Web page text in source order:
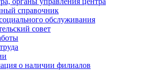
справочник
обслуживания
совет
о наличии филиалов